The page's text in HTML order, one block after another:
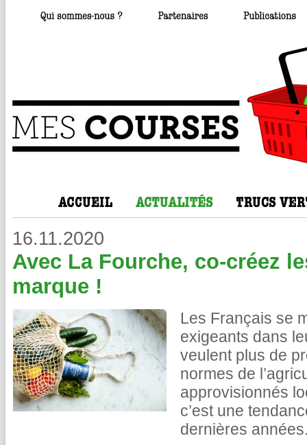
16.11.2020
Avec La Fourche, co-créez
marque !
Les Français se
exigeants dans
veulent plus de
normes de
approvisionnés
c’est une
dernières